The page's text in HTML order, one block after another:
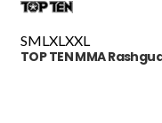
SMLXLXXL
TOP TEN MMA